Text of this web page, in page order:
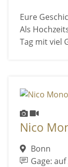
Eure
Als
Tag mit viel
Nico
Bonn
Gage: